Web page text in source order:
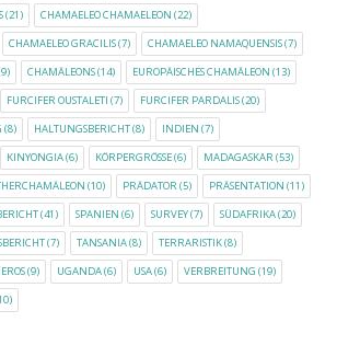
(21) CHAMAELEO CHAMAELEON (22)
CHAMAELEO GRACILIS(7) CHAMAELEO NAMAQUENSIS(7)
CHAMÄLEONS(14) EUROPÄISCHES CHAMÄLEON (13)
FURCIFER OUSTALETI (7) FURCIFER PARDALIS(20)
(8) HALTUNGSBERICHT(8) INDIEN (7)
KINYONGIA(6) KÖRPERGRÖSSE (6) MADAGASKAR(53)
(10) PRÄDATOR(5) PRÄSENTATION (11)
(41) SPANIEN (6) SURVEY(7) SÜDAFRIKA(20)
(7) TANSANIA(8) TERRARISTIK(8)
(9) UGANDA(6) USA(6) VERBREITUNG (19)